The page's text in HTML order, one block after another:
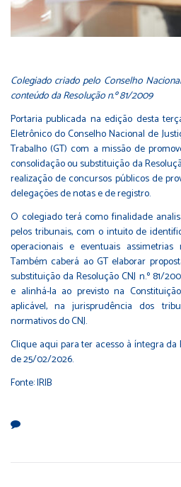
Colegiado criado pelo Conselho
conteúdo da Resolução n.º 81/2009
Portaria publicada na edição desta
Eletrônico do Conselho Nacional de
Trabalho (GT) com a missão de
consolidação ou substituição da
realização de concursos públicos de
delegações de notas e de registro.
O colegiado terá como finalidade
pelos tribunais, com o intuito de
operacionais e eventuais
Também caberá ao GT elaborar
substituição da Resolução CNJ n.º 81/
e alinhá-la ao previsto na
aplicável, na jurisprudência dos
normativos do CNJ.
Clique aqui para ter acesso à íntegra da
de 25/02/2026.
Fonte:IRIB